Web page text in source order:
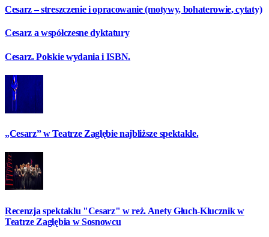
Cesarz – streszczenie i opracowanie (motywy, bohaterowie, cytaty)
Cesarz a współczesne dyktatury
Cesarz. Polskie wydania i ISBN.
„Cesarz” w Teatrze Zagłębie najbliższe spektakle.
Recenzja spektaklu "Cesarz" w reż. Anety Głuch-Klucznik w
Teatrze Zagłębia w Sosnowcu